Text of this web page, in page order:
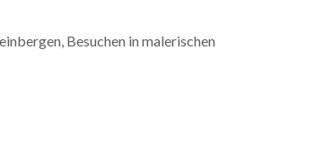
Besuchen in malerischen